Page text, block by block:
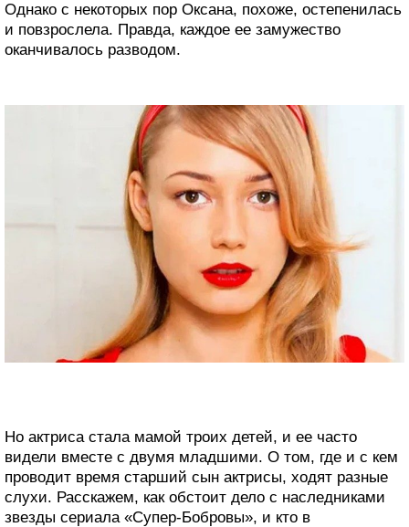
Однако с некоторых пор Оксана, похоже, остепенилась
и повзрослела. Правда, каждое ее замужество
оканчивалось разводом.
Но актриса стала мамой троих детей, и ее часто
видели вместе с двумя младшими. О том, где и с кем
проводит время старший сын актрисы, ходят разные
слухи. Расскажем, как обстоит дело с наследниками
звезды сериала «Супер-Бобровы», и кто в